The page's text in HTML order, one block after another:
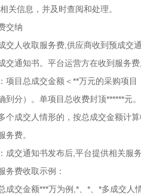
关信息，并及时查阅和处理。
交纳
交人收取服务费,供应商收到预成交
交通知书。平台运营方在收到服务
项目总成交金额＜**万元的采购项
到分）。单项目总收费封顶******元
个成交人情形的，按总成交金额计
务费。
成交通知书发布后,平台提供相关服
务费收取示例：
成交金额***万为例,*、*、*多成交人